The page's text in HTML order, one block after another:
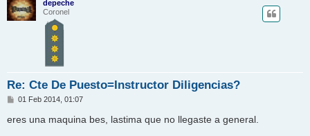
depeche
Coronel
Re: Cte De Puesto=Instructor Diligencias?
M
n
s
01 Feb 2014, 01:07
eres una maquina bes, lastima que no llegaste a general.